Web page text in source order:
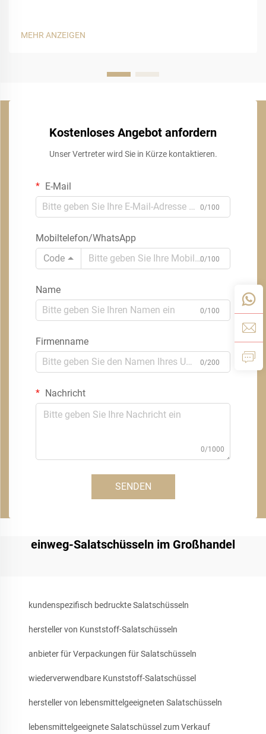
MEHR ANZEIGEN
Kostenloses Angebot anfordern
Unser Vertreter wird Sie in Kürze kontaktieren.
E-Mail
0/100
Mobiltelefon/WhatsApp
Code
0/100
Name
0/100
Firmenname
0/200
Nachricht
0/1000
SENDEN
einweg-Salatschüsseln im Großhandel
kundenspezifisch bedruckte Salatschüsseln
hersteller von Kunststoff-Salatschüsseln
anbieter für Verpackungen für Salatschüsseln
wiederverwendbare Kunststoff-Salatschüssel
hersteller von lebensmittelgeeigneten Salatschüsseln
lebensmittelgeeignete Salatschüssel zum Verkauf